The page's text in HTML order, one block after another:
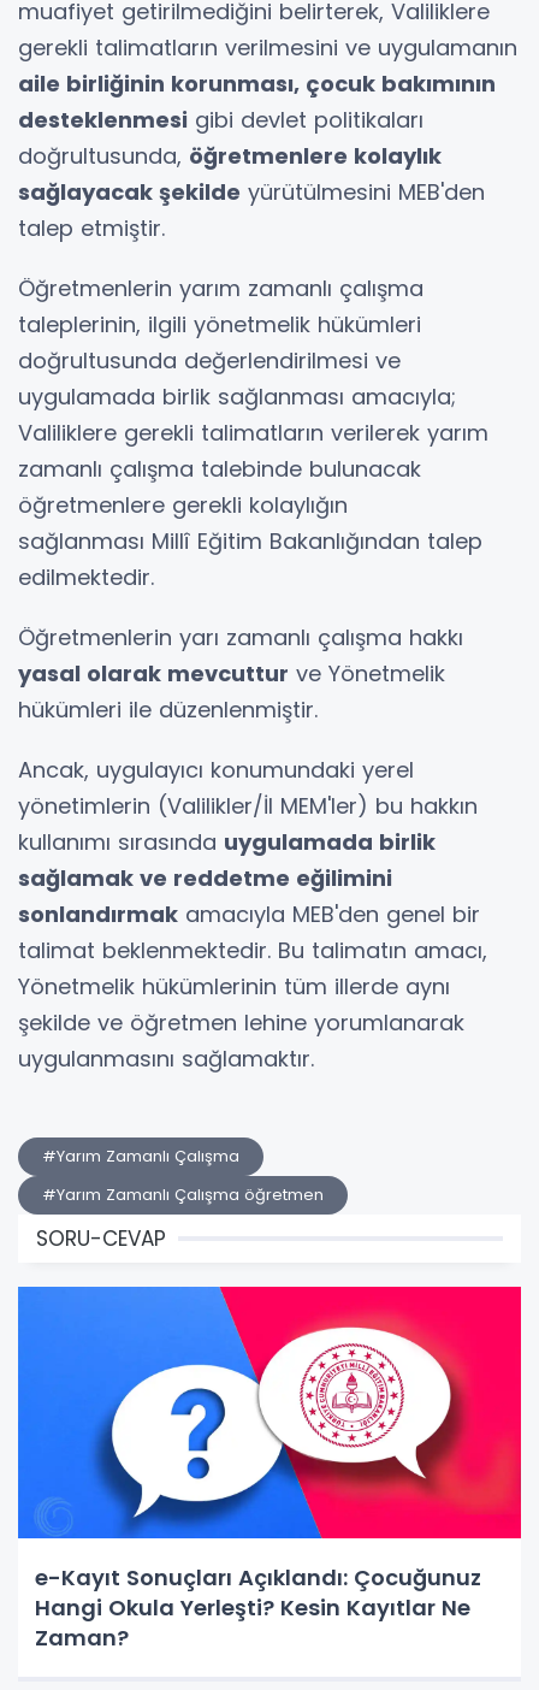
muafiyet getirilmediğini belirterek, Valiliklere
gerekli talimatların verilmesini ve uygulamanın
aile birliğinin korunması, çocuk bakımının
desteklenmesi gibi devlet politikaları
doğrultusunda, öğretmenlere kolaylık
sağlayacak şekilde yürütülmesini MEB'den
talep etmiştir.
Öğretmenlerin yarım zamanlı çalışma
taleplerinin, ilgili yönetmelik hükümleri
doğrultusunda değerlendirilmesi ve
uygulamada birlik sağlanması amacıyla;
Valiliklere gerekli talimatların verilerek yarım
zamanlı çalışma talebinde bulunacak
öğretmenlere gerekli kolaylığın
sağlanması Millî Eğitim Bakanlığından talep
edilmektedir.
Öğretmenlerin yarı zamanlı çalışma hakkı
yasal olarak mevcuttur ve Yönetmelik
hükümleri ile düzenlenmiştir.
Ancak, uygulayıcı konumundaki yerel
yönetimlerin (Valilikler/İl MEM'ler) bu hakkın
kullanımı sırasında uygulamada birlik
sağlamak ve reddetme eğilimini
sonlandırmak amacıyla MEB'den genel bir
talimat beklenmektedir. Bu talimatın amacı,
Yönetmelik hükümlerinin tüm illerde aynı
şekilde ve öğretmen lehine yorumlanarak
uygulanmasını sağlamaktır.
#Yarım Zamanlı Çalışma
#Yarım Zamanlı Çalışma öğretmen
SORU-CEVAP
e-Kayıt Sonuçları Açıklandı: Çocuğunuz
Hangi Okula Yerleşti? Kesin Kayıtlar Ne
Zaman?